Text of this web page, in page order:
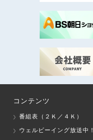
コンテンツ
番組表（２Ｋ／４Ｋ）
ウェルビーイング放送中！